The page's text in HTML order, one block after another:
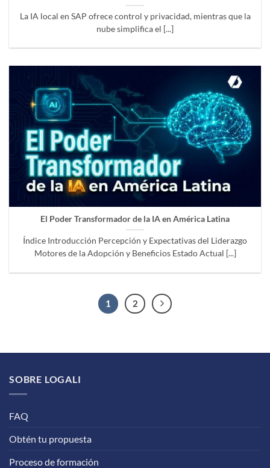
La IA local en SAP ofrece control y privacidad, mientras que la
nube simplifica el [...]
El Poder Transformador de la IA en América Latina
Índice Introducción Percepción y Expectativas del Liderazgo
Motores de la Adopción y Beneficios Estado Actual [...]
1 2
SOBRE LOGALI
FAQ
Obtén tu propuesta
Proceso de formación